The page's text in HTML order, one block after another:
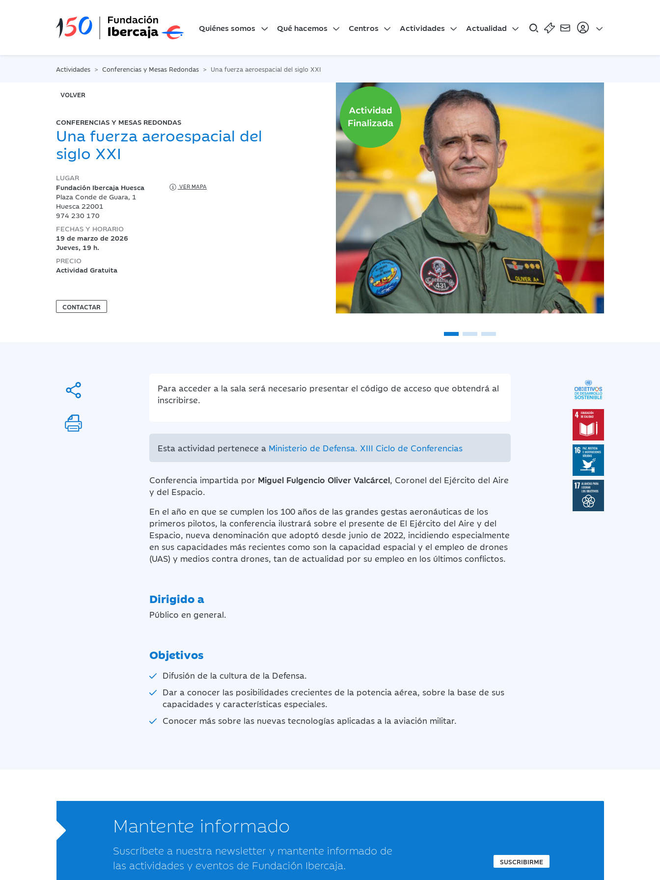
Quiénes somos Qué hacemos Centros Actividades Actualidad
Actividades Conferencias y Mesas Redondas Una fuerza aeroespacial del siglo XXI
VOLVER
CONFERENCIAS Y MESAS REDONDAS
Una fuerza aeroespacial del
siglo XXI
LUGAR
Fundación Ibercaja Huesca
VER MAPA
Plaza Conde de Guara, 1
Huesca 22001
974 230 170
FECHAS Y HORARIO
19 de marzo de 2026
Jueves, 19 h.
PRECIO
Actividad Gratuita
CONTACTAR
Para acceder a la sala será necesario presentar el código de acceso que obtendrá al
inscribirse.
Esta actividad pertenece a Ministerio de Defensa. XIII Ciclo de Conferencias
Conferencia impartida por Miguel Fulgencio Oliver Valcárcel, Coronel del Ejército del Aire
y del Espacio.
En el año en que se cumplen los 100 años de las grandes gestas aeronáuticas de los
primeros pilotos, la conferencia ilustrará sobre el presente de El Ejército del Aire y del
Espacio, nueva denominación que adoptó desde junio de 2022, incidiendo especialmente
en sus capacidades más recientes como son la capacidad espacial y el empleo de drones
(UAS) y medios contra drones, tan de actualidad por su empleo en los últimos conflictos.
Dirigido a
Público en general.
Objetivos
Difusión de la cultura de la Defensa.
Dar a conocer las posibilidades crecientes de la potencia aérea, sobre la base de sus
capacidades y características especiales.
Conocer más sobre las nuevas tecnologías aplicadas a la aviación militar.
Mantente informado
Suscríbete a nuestra newsletter y mantente informado de
las actividades y eventos de Fundación Ibercaja.
SUSCRIBIRME